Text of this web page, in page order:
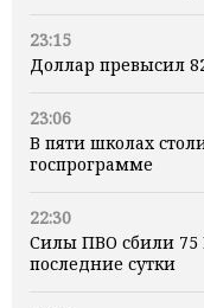
23:15
Доллар превысил
23:06
В пяти школах
госпрограмме
22:30
Силы ПВО сбили 75
последние сутки